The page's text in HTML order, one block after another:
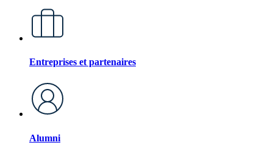
Entreprises et partenaires
Alumni